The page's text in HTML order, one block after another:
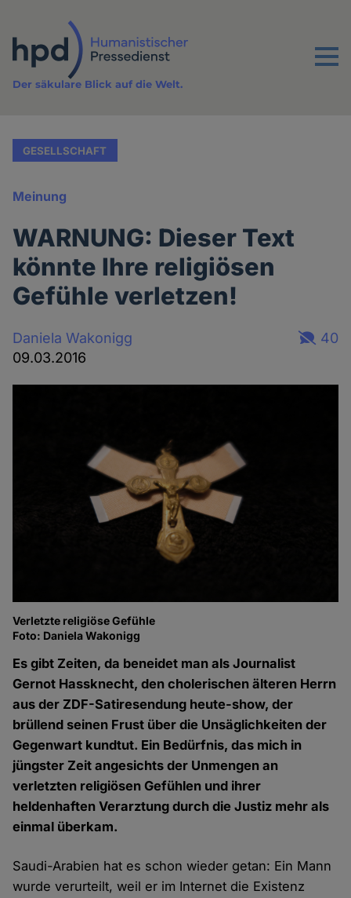
Inhalt
Menu
Der säkulare Blick auf die Welt.
GESELLSCHAFT
Meinung
WARNUNG: Dieser Text
könnte Ihre religiösen
Gefühle verletzen!
Daniela Wakonigg
09.03.2016
40
Verletzte religiöse Gefühle
Foto: Daniela Wakonigg
Es gibt Zeiten, da beneidet man als Journalist
Gernot Hassknecht, den cholerischen älteren Herrn
aus der ZDF-Satiresendung heute-show, der
brüllend seinen Frust über die Unsäglichkeiten der
Gegenwart kundtut. Ein Bedürfnis, das mich in
jüngster Zeit angesichts der Unmengen an
verletzten religiösen Gefühlen und ihrer
heldenhaften Verarztung durch die Justiz mehr als
einmal überkam.
Saudi-Arabien hat es schon wieder getan: Ein Mann
wurde verurteilt, weil er im Internet die Existenz